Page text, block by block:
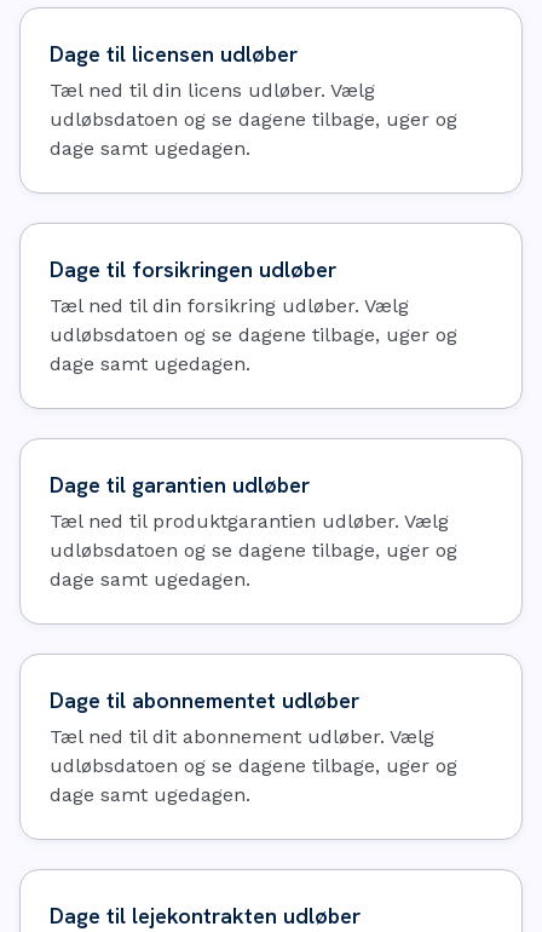
Dage til licensen udløber
Tæl ned til din licens udløber. Vælg
udløbsdatoen og se dagene tilbage, uger og
dage samt ugedagen.
Dage til forsikringen udløber
Tæl ned til din forsikring udløber. Vælg
udløbsdatoen og se dagene tilbage, uger og
dage samt ugedagen.
Dage til garantien udløber
Tæl ned til produktgarantien udløber. Vælg
udløbsdatoen og se dagene tilbage, uger og
dage samt ugedagen.
Dage til abonnementet udløber
Tæl ned til dit abonnement udløber. Vælg
udløbsdatoen og se dagene tilbage, uger og
dage samt ugedagen.
Dage til lejekontrakten udløber